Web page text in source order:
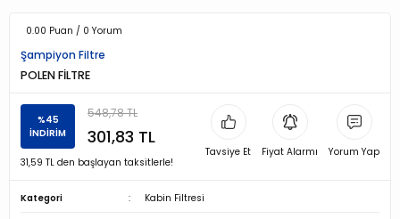
0.00 Puan / 0 Yorum
Şampiyon Filtre
POLEN FİLTRE
%45
İNDİRİM
548,78 TL
301,83 TL
31,59 TL den başlayan taksitlerle!
Tavsiye Et Fiyat Alarmı Yorum Yap
Kategori Kabin Filtresi